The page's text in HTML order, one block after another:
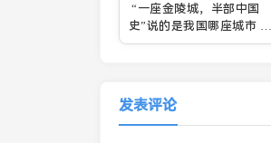
“一座金陵城，半部中国
史”说的是我国哪座城市 蚂
蚁庄园今日答案12月31日
发表评论